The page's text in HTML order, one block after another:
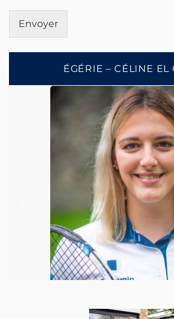
Envoyer
ÉGÉRIE – CÉLINE EL
TOUTES LES ÉQUIPES